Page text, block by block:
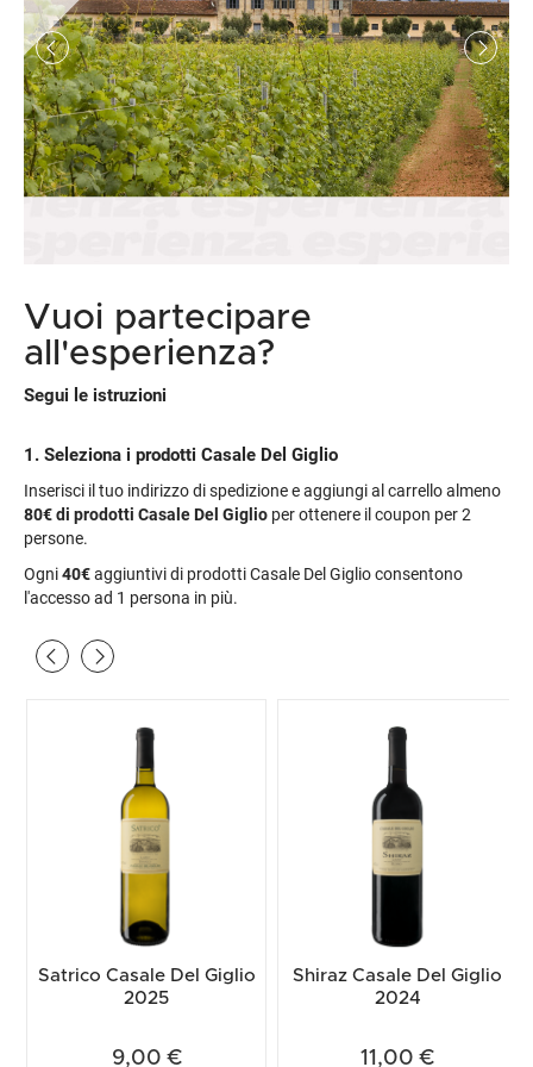
Infine ci si recherà in sala per la degustazione guidata con una
splendida vista sulla distesa di vigneti circostanti.
Vuoi partecipare
all'esperienza?
Segui le istruzioni
1. Seleziona i prodotti Casale Del Giglio
Inserisci il tuo indirizzo di spedizione e aggiungi al carrello almeno
80€di prodotti Casale Del Giglio per ottenere il coupon per 2
persone.
Ogni40€aggiuntivi di prodotti Casale Del Giglio consentono
l'accesso ad 1 persona in più.
Satrico Casale Del Giglio
2025
9,00 €
Shiraz Casale Del Giglio
2024
11,00 €